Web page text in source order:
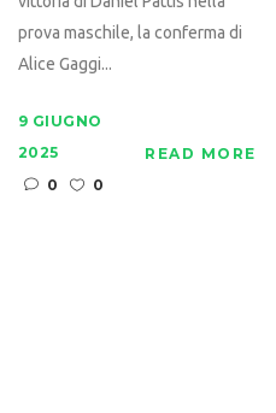
prova maschile, la conferma di
Alice Gaggi...
9 GIUGNO
2025
0
0
READ MORE